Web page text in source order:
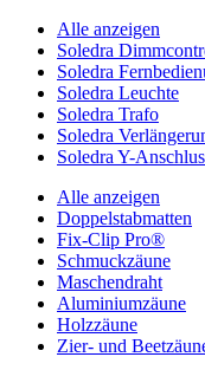
Alle anzeigen
Soledra
Soledra
Soledra Leuchte
Soledra Trafo
Soledra
Soledra Y-
Alle anzeigen
Doppelstabmatten
Fix-Clip Pro®
Schmuckzäune
Maschendraht
Aluminiumzäune
Holzzäune
Zier- und